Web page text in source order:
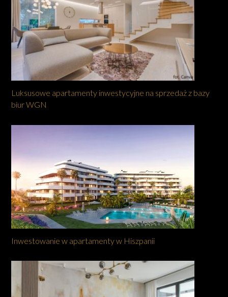
Luksusowe apartamenty inwestycyjne na sprzedaż z bazy
biur WGN
Inwestowanie w apartamenty w Hiszpanii